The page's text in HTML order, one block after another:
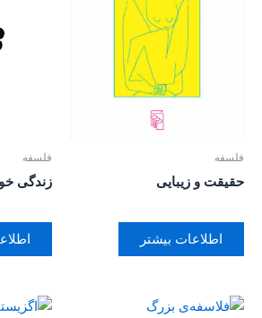
فلسفه
حقیقت و زیبایی
اطلاعات بیشتر
فلسفه
زندگی